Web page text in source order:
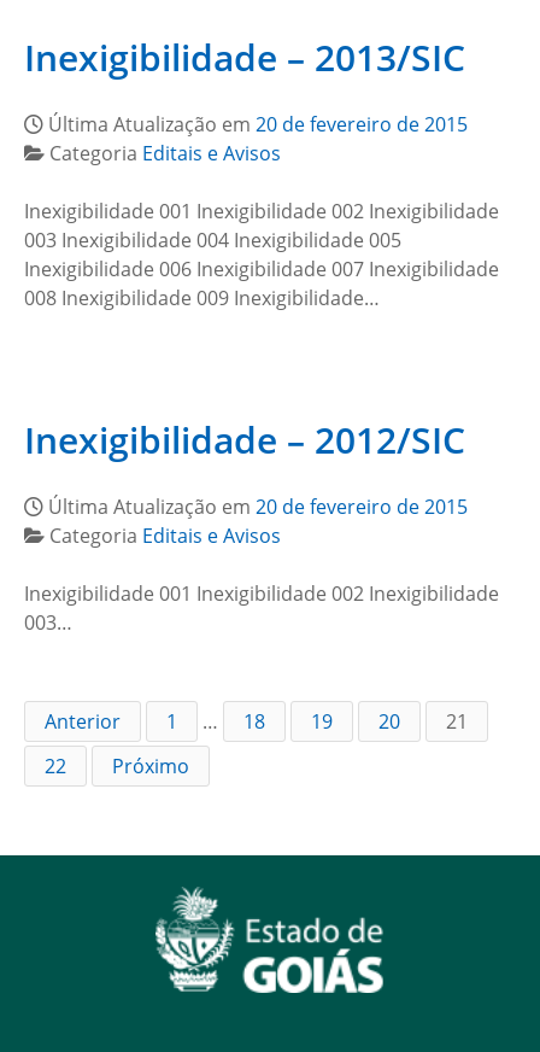
Inexigibilidade – 2013/SIC
Última Atualização em 20 de fevereiro de 2015
Categoria Editais e Avisos
Inexigibilidade 001 Inexigibilidade 002 Inexigibilidade
003 Inexigibilidade 004 Inexigibilidade 005
Inexigibilidade 006 Inexigibilidade 007 Inexigibilidade
008 Inexigibilidade 009 Inexigibilidade…
Inexigibilidade – 2012/SIC
Última Atualização em 20 de fevereiro de 2015
Categoria Editais e Avisos
Inexigibilidade 001 Inexigibilidade 002 Inexigibilidade
003…
Anterior 1 … 18 19 20
21
22
Próximo